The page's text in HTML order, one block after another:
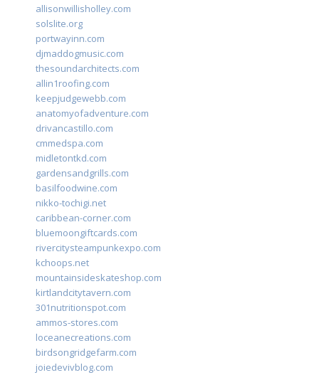
allisonwillisholley.com
solslite.org
portwayinn.com
djmaddogmusic.com
thesoundarchitects.com
allin1roofing.com
keepjudgewebb.com
anatomyofadventure.com
drivancastillo.com
cmmedspa.com
midletontkd.com
gardensandgrills.com
basilfoodwine.com
nikko-tochigi.net
caribbean-corner.com
bluemoongiftcards.com
rivercitysteampunkexpo.com
kchoops.net
mountainsideskateshop.com
kirtlandcitytavern.com
301nutritionspot.com
ammos-stores.com
loceanecreations.com
birdsongridgefarm.com
joiedevivblog.com